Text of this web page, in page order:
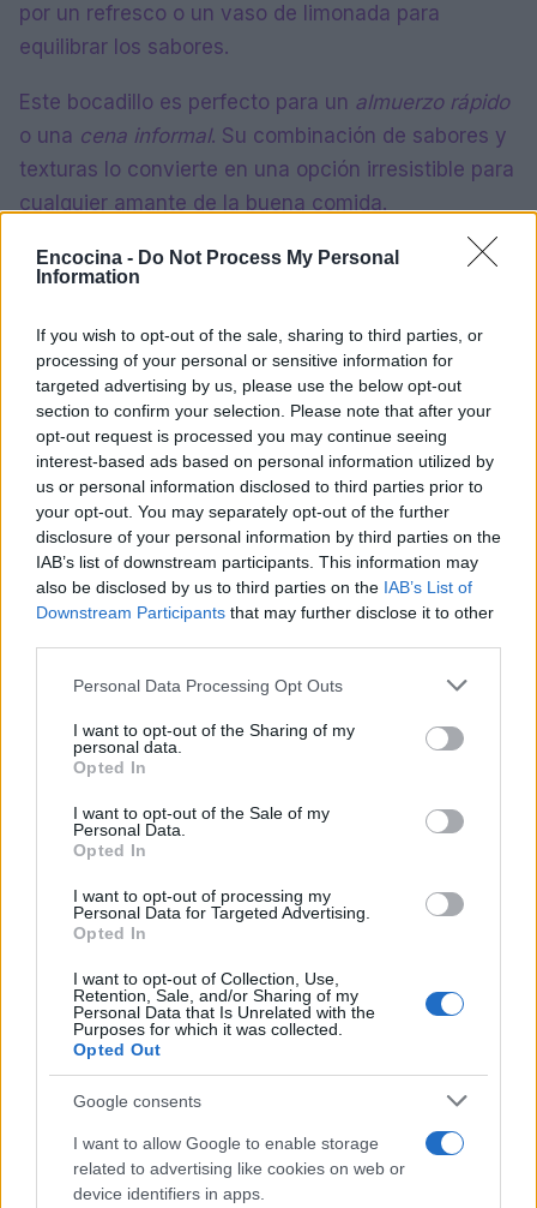
Encocina - Do Not Process My Personal
Information
If you wish to opt-out of the sale, sharing to third parties, or
processing of your personal or sensitive information for
targeted advertising by us, please use the below opt-out
section to confirm your selection. Please note that after your
opt-out request is processed you may continue seeing
interest-based ads based on personal information utilized by
us or personal information disclosed to third parties prior to
your opt-out. You may separately opt-out of the further
disclosure of your personal information by third parties on the
IAB’s list of downstream participants. This information may
also be disclosed by us to third parties on the IAB’s List of
Downstream Participants that may further disclose it to other
Please note that this website/app uses one or more Google
not limited to your visit or usage behaviour. You may click to
grant or deny consent to Google and its third-party tags to
use your data for below specified purposes in below Google
consent section.
Personal Data Processing Opt Outs
I want to opt-out of the Sharing of my
personal data.
Opted In
I want to opt-out of the Sale of my
Personal Data.
Opted In
I want to opt-out of processing my
Personal Data for Targeted Advertising.
Opted In
I want to opt-out of Collection, Use,
Retention, Sale, and/or Sharing of my
Personal Data that Is Unrelated with the
Purposes for which it was collected.
Opted Out
Google consents
I want to allow Google to enable storage
related to advertising like cookies on web or
device identifiers in apps.
por un refresco o un vaso de limonada para
equilibrar los sabores.
Este bocadillo es perfecto para un almuerzo rápido
o una cena informal. Su combinación de sabores y
texturas lo convierte en una opción irresistible para
cualquier amante de la buena comida.
María Vázquez
María Vázquez, zaragozana de 38 años con
gafas y mirada analítica, rememora haber
cubierto la crecida del Ebro en 2015 desde la
ribera del Actur. Afirma la necesidad de rigor
y contexto en cada pieza; es licenciada en
Historia por la Universidad de Zaragoza y
mantiene una columna semanal sobre vida
urbana y políticas públicas.
Sigue leyendo